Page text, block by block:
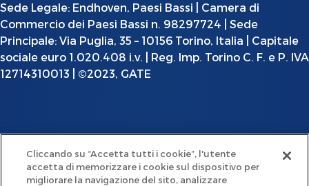
Sede Legale: Endhoven, Paesi Bassi | Camera di
Commercio dei Paesi Bassi n. 98297724 | Sede
Principale: Via Puglia, 35 – 10156 Torino, Italia | Capitale
sociale euro 1.020.408 i.v. | Reg. Imp. Torino C. F. e P. IVA
12714310013 | ©2023, GATE
Cliccando su “Accetta tutti i cookie”, l'utente
accetta di memorizzare i cookie sul dispositivo per
migliorare la navigazione del sito, analizzare